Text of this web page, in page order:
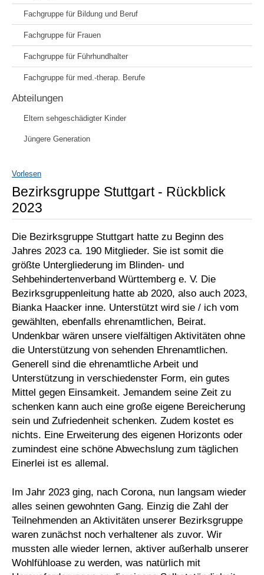
Fachgruppe für Bildung und Beruf
Fachgruppe für Frauen
Fachgruppe für Führhundhalter
Fachgruppe für med.-therap. Berufe
Abteilungen
Eltern sehgeschädigter Kinder
Jüngere Generation
Vorlesen
Bezirksgruppe Stuttgart - Rückblick
2023
Die Bezirksgruppe Stuttgart hatte zu Beginn des
Jahres 2023 ca. 190 Mitglieder. Sie ist somit die
größte Untergliederung im Blinden- und
Sehbehindertenverband Württemberg e. V. Die
Bezirksgruppenleitung hatte ab 2020, also auch 2023,
Bianka Haacker inne. Unterstützt wird sie / ich vom
gewählten, ebenfalls ehrenamtlichen, Beirat.
Undenkbar wären unsere vielfältigen Aktivitäten ohne
die Unterstützung von sehenden Ehrenamtlichen.
Generell sind die ehrenamtliche Arbeit und
Unterstützung in verschiedenster Form, ein gutes
Mittel gegen Einsamkeit. Jemandem seine Zeit zu
schenken kann auch eine große eigene Bereicherung
sein und Zufriedenheit schenken. Zudem kostet es
nichts. Eine Erweiterung des eigenen Horizonts oder
zumindest eine schöne Abwechslung zum täglichen
Einerlei ist es allemal.
Im Jahr 2023 ging, nach Corona, nun langsam wieder
alles seinen gewohnten Gang. Einzig die Zahl der
Teilnehmenden an Aktivitäten unserer Bezirksgruppe
waren zunächst noch verhaltener als zuvor. Wir
mussten alle wieder lernen, aktiver außerhalb unserer
Wohlfühloase zu werden, was natürlich mit